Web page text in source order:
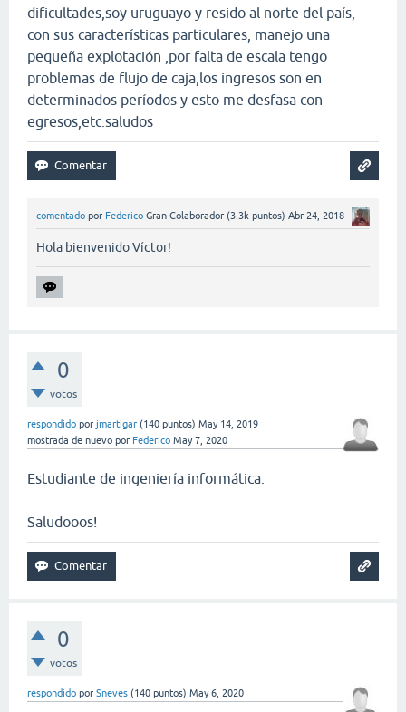
dificultades,soy uruguayo y resido al norte del país,
con sus características particulares, manejo una
pequeña explotación ,por falta de escala tengo
problemas de flujo de caja,los ingresos son en
determinados períodos y esto me desfasa con
egresos,etc.saludos
comentado por Federico Gran Colaborador (3.3k puntos) Abr 24, 2018
Hola bienvenido Víctor!
0
votos
respondido por jmartigar (140 puntos) May 14, 2019
mostrada de nuevo por Federico May 7, 2020
Estudiante de ingeniería informática.
Saludooos!
0
votos
respondido por Sneves (140 puntos) May 6, 2020